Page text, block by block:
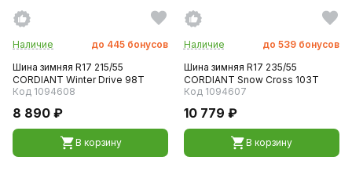
Наличие до 445 бонусов
Шина зимняя R17 215/55
CORDIANT Winter Drive 98T
Код 1094608
8 890 ₽
В корзину
Наличие до 539 бонусов
Шина зимняя R17 235/55
CORDIANT Snow Cross 103T
Код 1094607
10 779 ₽
В корзину